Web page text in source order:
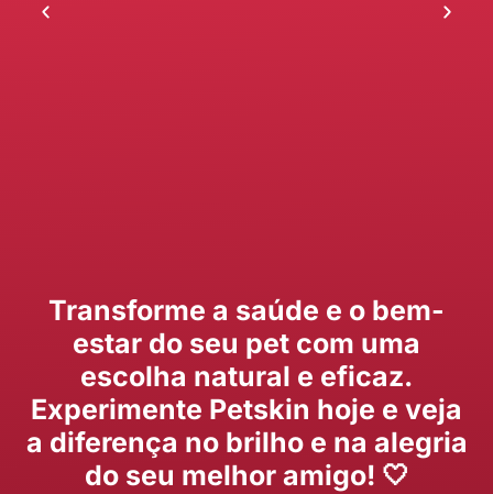
Transforme a saúde e o bem-
estar do seu pet com uma
escolha natural e eficaz.
Experimente Petskin hoje e veja
a diferença no brilho e na alegria
do seu melhor amigo! 🤍